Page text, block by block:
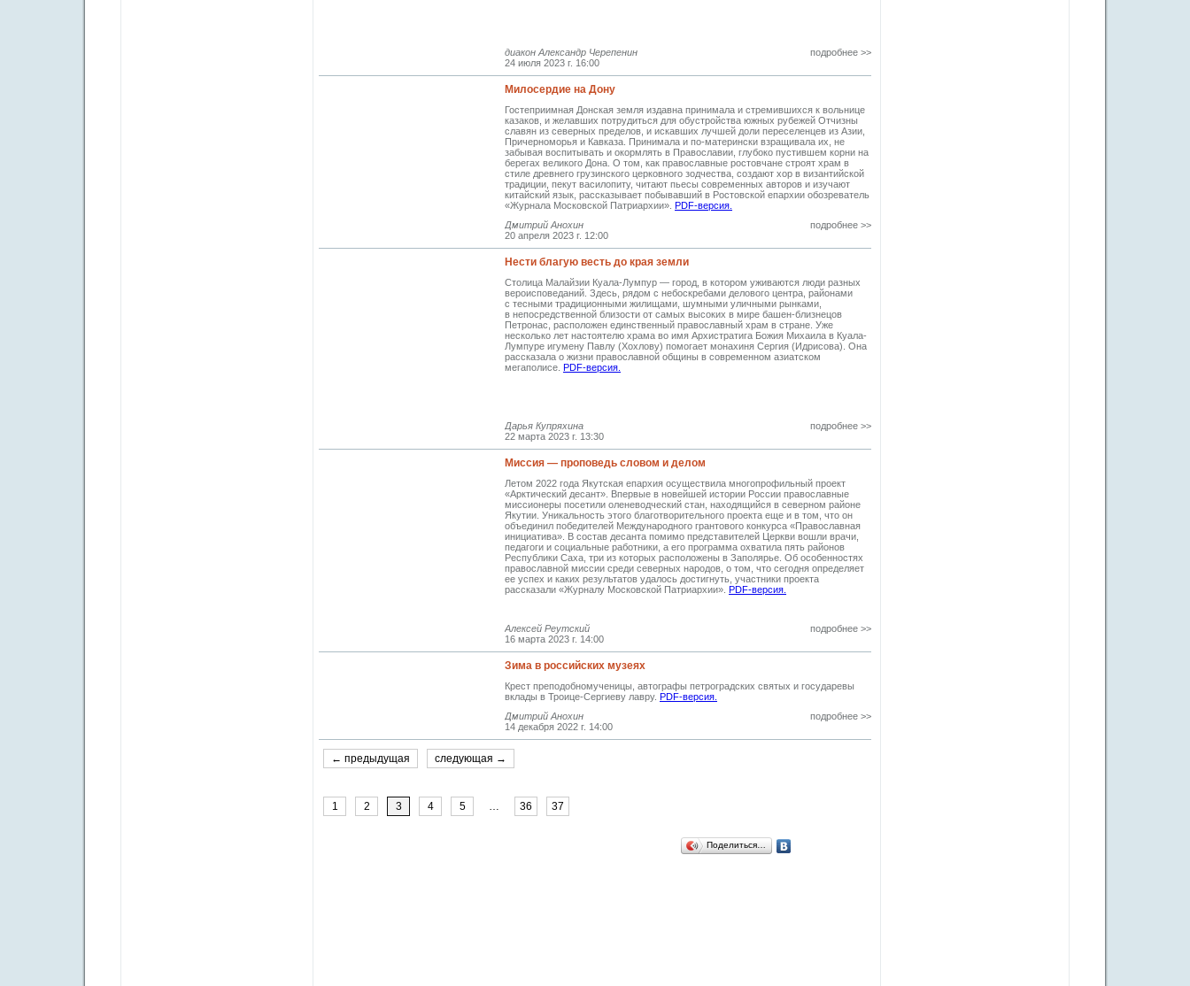
диакон Александр Черепенин
24 июля 2023 г. 16:00
подробнее >>
Милосердие на Дону
Гостеприимная Донская земля издавна принимала и стремившихся к вольнице
казаков, и желавших потрудиться для обустройства южных рубежей Отчизны
славян из северных пределов, и искавших лучшей доли переселенцев из Азии,
Причерноморья и Кавказа. Принимала и по-матерински взращивала их, не
забывая воспитывать и окормлять в Православии, глубоко пустившем корни на
берегах великого Дона. О том, как православные ростовчане строят храм в
стиле древнего грузинского церковного зодчества, создают хор в византийской
традиции, пекут василопиту, читают пьесы современных авторов и изучают
китайский язык, рассказывает побывавший в Ростовской епархии обозреватель
«Журнала Московской Патриархии». PDF-версия.
Дмитрий Анохин
20 апреля 2023 г. 12:00
подробнее >>
Нести благую весть до края земли
Столица Малайзии Куала-Лумпур — город, в котором уживаются люди разных
веро­исповеданий. Здесь, рядом с небоскребами делового центра, районами
с тесными традиционными жилищами, шумными уличными рынками,
в непосредственной близости от самых высоких в мире башен-близнецов
Петронас, расположен единственный православный храм в стране. Уже
несколько лет настоятелю храма во имя Архистратига Божия Михаила в Куала-
Лумпуре игумену Павлу (Хохлову) помогает монахиня Сергия (Идрисова). Она
рассказала о жизни православной общины в современном азиатском
мегаполисе. PDF-версия.
Дарья Купряхина
22 марта 2023 г. 13:30
подробнее >>
Миссия — проповедь словом и делом
Летом 2022 года Якутская епархия осуществила многопрофильный проект
«Арктический десант». Впервые в новейшей истории России православные
миссионеры посетили оленеводческий стан, находящийся в северном районе
Якутии. Уникальность этого благотворительного проекта еще и в том, что он
объединил победителей Международного грантового конкурса «Православная
инициатива». В состав десанта помимо представителей Церкви вошли врачи,
педагоги и социальные работники, а его программа охватила пять районов
Республики Саха, три из которых расположены в Заполярье. Об особенностях
православной миссии среди северных народов, о том, что сегодня определяет
ее успех и каких результатов удалось достигнуть, участники проекта
рассказали «Журналу Московской Патриархии». PDF-версия.
Алексей Реутский
16 марта 2023 г. 14:00
подробнее >>
Зима в российских музеях
Крест преподобномученицы, автографы петроградских святых и государевы
вклады в Троице-Сергиеву лавру. PDF-версия.
Дмитрий Анохин
14 декабря 2022 г. 14:00
подробнее >>
← предыдущая следующая →
1 2 3 4 5 … 36 37
Поделиться…